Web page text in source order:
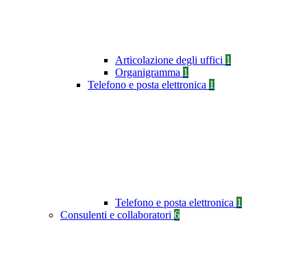
Articolazione degli uffici 1
Organigramma 1
Telefono e posta elettronica 1
Telefono e posta elettronica 1
Consulenti e collaboratori 6